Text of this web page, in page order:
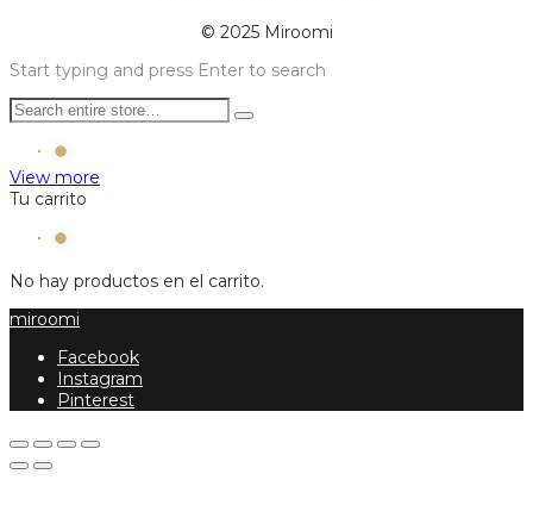
© 2025 Miroomi
Start typing and press Enter to search
View more
Tu carrito
No hay productos en el carrito.
miroomi
Facebook
Instagram
Pinterest